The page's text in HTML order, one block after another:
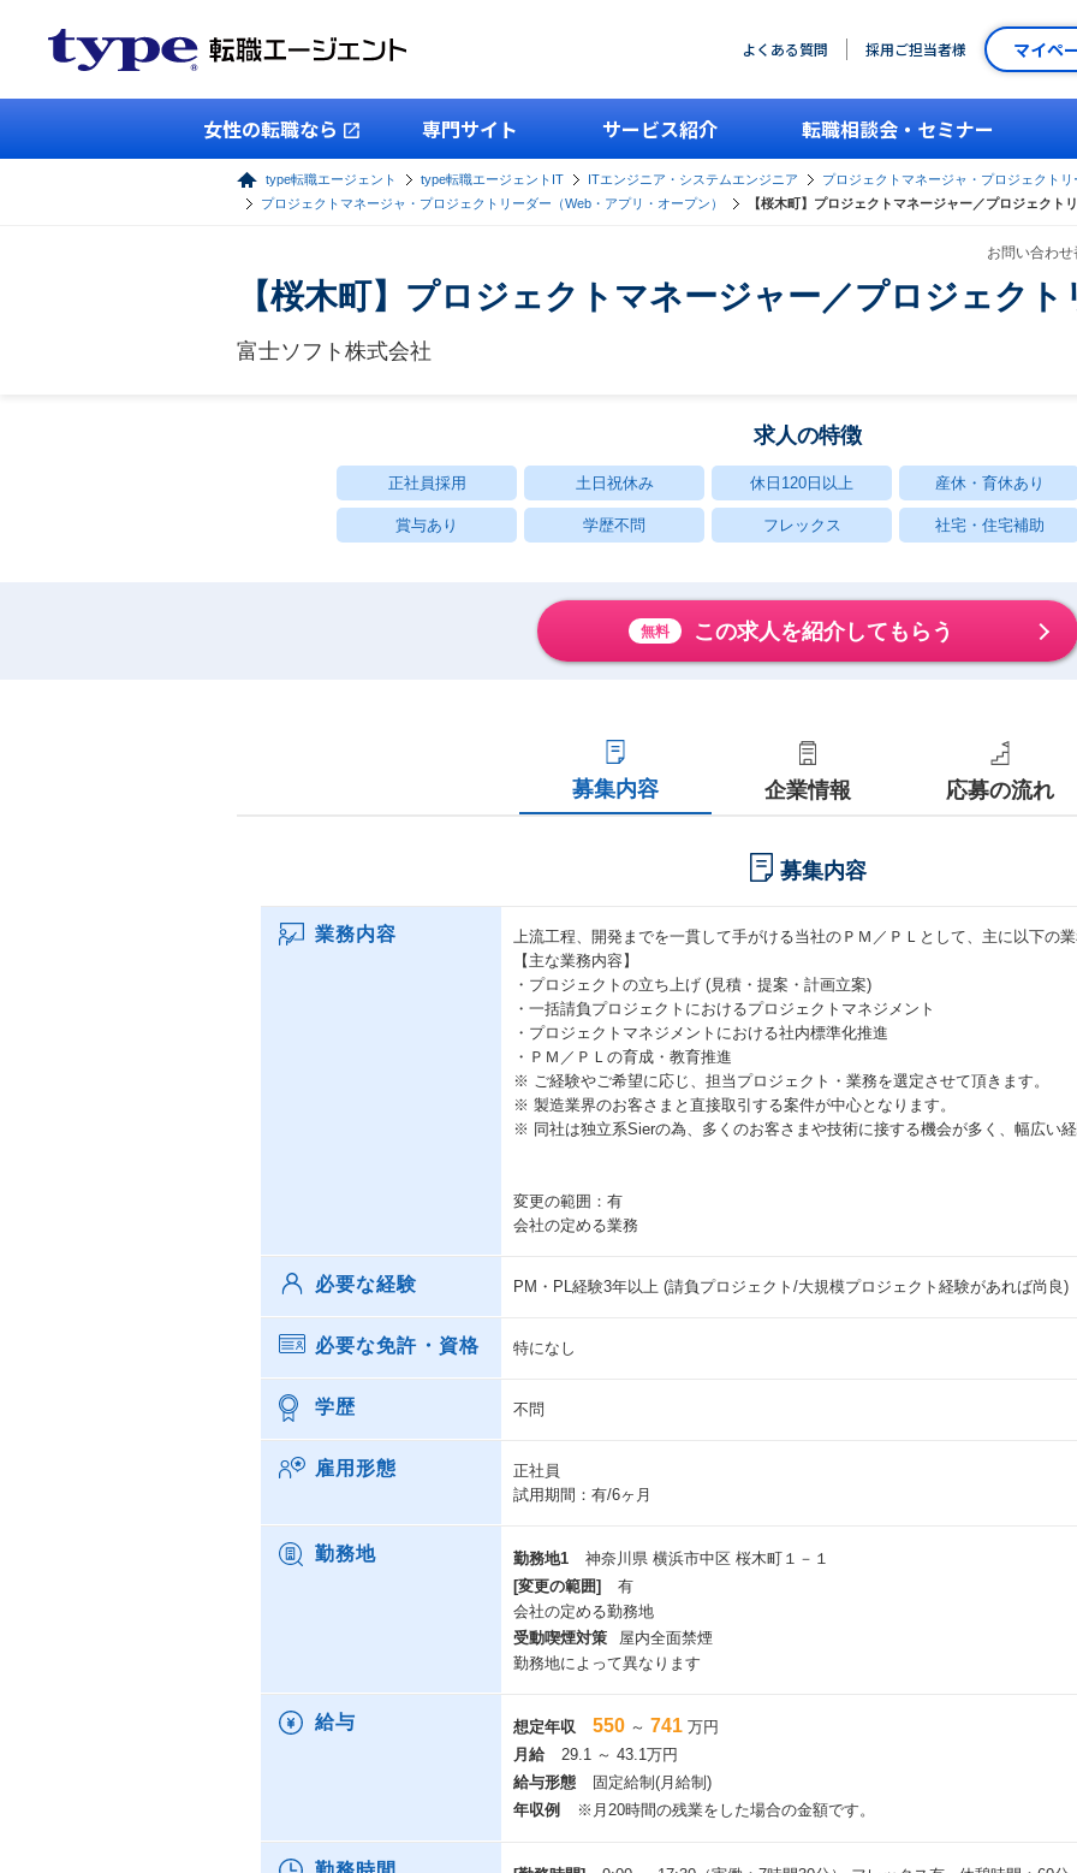
よくある質問 採用ご担当者様 マイペ
女性の転職なら 専門サイト サービス紹介 転職相談会・セミナー
type転職エージェント type転職エージェントIT ITエンジニア・システムエンジニア
プロジェクトマネージャ・プロジェクトリ
プロジェクトマネージャ・プロジェクトリーダー（Web・アプリ・オープン）
【桜木町】プロジェクトマネージャー／プロジェクト
お問い合わ
【桜木町】プロジェクトマネージャー／プロジェクト
富士ソフト株式会社
求人の特徴
正社員採用 土日祝休み 休日120日以上 産休・育休あり
賞与あり 学歴不問 フレックス 社宅・住宅補助
無料 この求人を紹介してもらう
募集内容 企業情報 応募の流れ
募集内容
業務内容
上流工程、開発までを一貫して手がける当社のＰＭ／ＰＬとして、主に以下の業
【主な業務内容】
・プロジェクトの立ち上げ (見積・提案・計画立案)
・一括請負プロジェクトにおけるプロジェクトマネジメント
・プロジェクトマネジメントにおける社内標準化推進
・ＰＭ／ＰＬの育成・教育推進
※ ご経験やご希望に応じ、担当プロジェクト・業務を選定させて頂きます。
※ 製造業界のお客さまと直接取引する案件が中心となります。
※ 同社は独立系Sierの為、多くのお客さまや技術に接する機会が多く、幅広い経
変更の範囲：有
会社の定める業務
必要な経験 PM・PL経験3年以上 (請負プロジェクト/大規模プロジェクト経験があれば尚良)
必要な免許・資格 特になし
学歴 不問
雇用形態
正社員
試用期間：有/6ヶ月
勤務地 勤務地1
神奈川県 横浜市中区 桜木町１－１
[変更の範囲]
有
会社の定める勤務地
受動喫煙対策
屋内全面禁煙
勤務地によって異なります
給与 想定年収 550 ～ 741 万円
月給
29.1 ～ 43.1万円
給与形態
固定給制(月給制)
年収例
※月20時間の残業をした場合の金額です。